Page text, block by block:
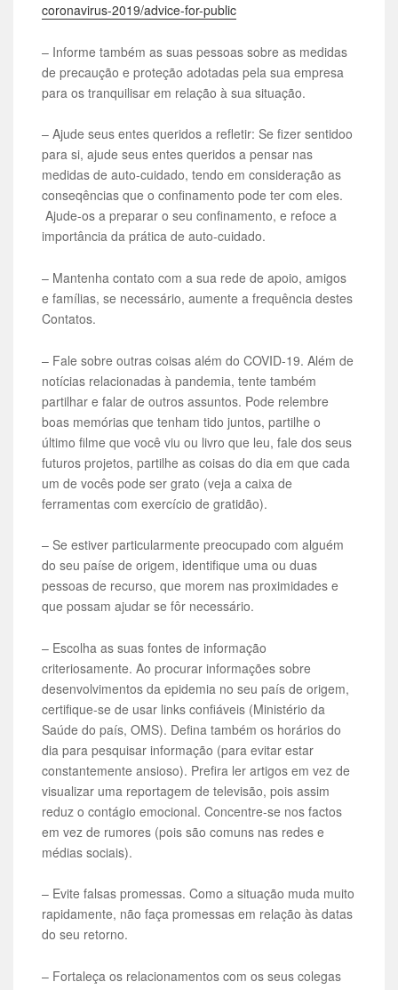
coronavirus-2019/advice-for-public
– Informe também as suas pessoas sobre as medidas
de precaução e proteção adotadas pela sua empresa
para os tranquilisar em relação à sua situação.
– Ajude seus entes queridos a refletir: Se fizer sentidoo
para si, ajude seus entes queridos a pensar nas
medidas de auto-cuidado, tendo em consideração as
conseqências que o confinamento pode ter com eles.
Ajude-os a preparar o seu confinamento, e refoce a
importância da prática de auto-cuidado.
– Mantenha contato com a sua rede de apoio, amigos
e famílias, se necessário, aumente a frequência destes
Contatos.
– Fale sobre outras coisas além do COVID-19. Além de
notícias relacionadas à pandemia, tente também
partilhar e falar de outros assuntos. Pode relembre
boas memórias que tenham tido juntos, partilhe o
último filme que você viu ou livro que leu, fale dos seus
futuros projetos, partilhe as coisas do dia em que cada
um de vocês pode ser grato (veja a caixa de
ferramentas com exercício de gratidão).
– Se estiver particularmente preocupado com alguém
do seu paíse de origem, identifique uma ou duas
pessoas de recurso, que morem nas proximidades e
que possam ajudar se fôr necessário.
– Escolha as suas fontes de informação
criteriosamente. Ao procurar informações sobre
desenvolvimentos da epidemia no seu país de origem,
certifique-se de usar links confiáveis (Ministério da
Saúde do país, OMS). Defina também os horários do
dia para pesquisar informação (para evitar estar
constantemente ansioso). Prefira ler artigos em vez de
visualizar uma reportagem de televisão, pois assim
reduz o contágio emocional. Concentre-se nos factos
em vez de rumores (pois são comuns nas redes e
médias sociais).
– Evite falsas promessas. Como a situação muda muito
rapidamente, não faça promessas em relação às datas
do seu retorno.
– Fortaleça os relacionamentos com os seus colegas